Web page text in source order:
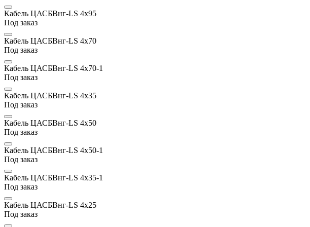
Кабель ЦАСБВнг-LS 4х95
Под заказ
Кабель ЦАСБВнг-LS 4х70
Под заказ
Кабель ЦАСБВнг-LS 4х70-1
Под заказ
Кабель ЦАСБВнг-LS 4х35
Под заказ
Кабель ЦАСБВнг-LS 4х50
Под заказ
Кабель ЦАСБВнг-LS 4х50-1
Под заказ
Кабель ЦАСБВнг-LS 4х35-1
Под заказ
Кабель ЦАСБВнг-LS 4х25
Под заказ